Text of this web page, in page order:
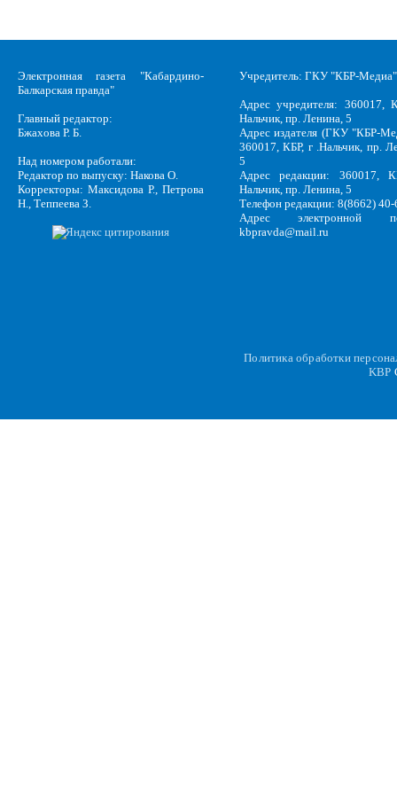
Электронная газета "Кабардино-
Балкарская правда"
Главный редактор:
Бжахова Р. Б.
Над номером работали:
Редактор по выпуску: Накова О.
Корректоры: Максидова Р., Петрова
Н., Теппеева З.
Учредитель: ГКУ "КБР-Медиа"
Адрес учредителя: 360017,
Нальчик, пр. Ленина, 5
Адрес издателя (ГКУ "КБР-
360017, КБР, г .Нальчик, пр.
5
Адрес редакции: 360017,
Нальчик, пр. Ленина, 5
Телефон редакции: 8(8662)
Адрес электронной
kbpravda@mail.ru
Политика обработки
KBP